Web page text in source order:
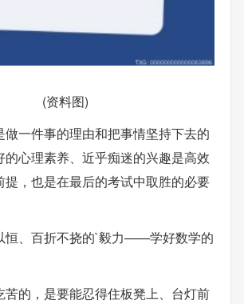
(资料图)
做一件事的理由和把事情坚持下去的
的心理素养、近乎痴迷的兴趣是高效
提，也是在最后的考试中取胜的必要
恒、百折不挠的`毅力——学好数学的
苦的，是要能忍得住板凳上、台灯前